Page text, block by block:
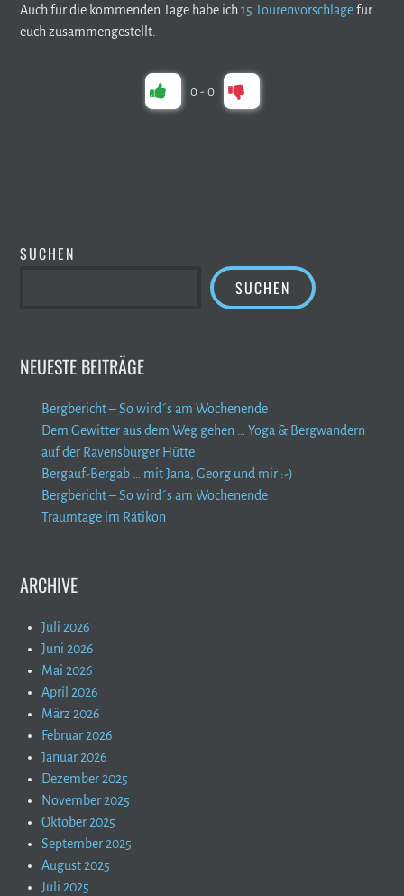
Auch für die kommenden Tage habe ich15 Tourenvorschlägefür
euch zusammengestellt.
0 - 0
SUCHEN
SUCHEN
NEUESTE BEITRÄGE
Bergbericht – So wird´s am Wochenende
Dem Gewitter aus dem Weg gehen … Yoga & Bergwandern
auf der Ravensburger Hütte
Bergauf-Bergab … mit Jana, Georg und mir :-)
Bergbericht – So wird´s am Wochenende
Traumtage im Rätikon
ARCHIVE
Juli 2026
Juni 2026
Mai 2026
April 2026
März 2026
Februar 2026
Januar 2026
Dezember 2025
November 2025
Oktober 2025
September 2025
August 2025
Juli 2025